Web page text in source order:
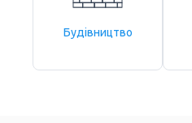
Будівництво